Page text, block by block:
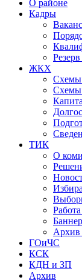
О районе
Кадры
ЖКХ
Схемы
Схемы
ТИК
О
Архив
ГОиЧС
КСК
КДН и ЗП
Архив